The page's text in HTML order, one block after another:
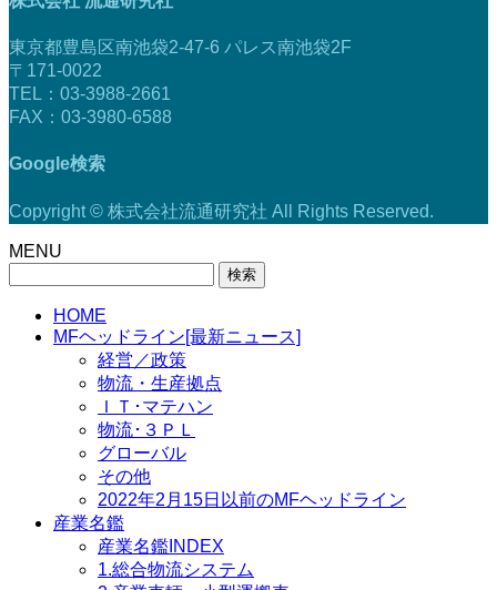
東京都豊島区南池袋2-47-6 パレス南池袋2F
〒171-0022
TEL：03-3988-2661
FAX：03-3980-6588
Google検索
Copyright © 株式会社流通研究社 All Rights Reserved.
MENU
HOME
MFヘッドライン[最新ニュース]
経営／政策
物流・生産拠点
ＩＴ･マテハン
物流･３ＰＬ
グローバル
その他
2022年2月15日以前のMFヘッドライン
産業名鑑
産業名鑑INDEX
1.総合物流システム